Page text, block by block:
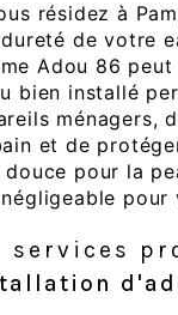
résidez à
de votre
Adou 86
bien installé
ménagers,
et de
douce pour la
services